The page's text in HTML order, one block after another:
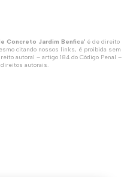
Concreto Jardim Benfica" é de direito
citando nossos links, é proibida sem
autoral – artigo 184 do Código Penal –
autorais.